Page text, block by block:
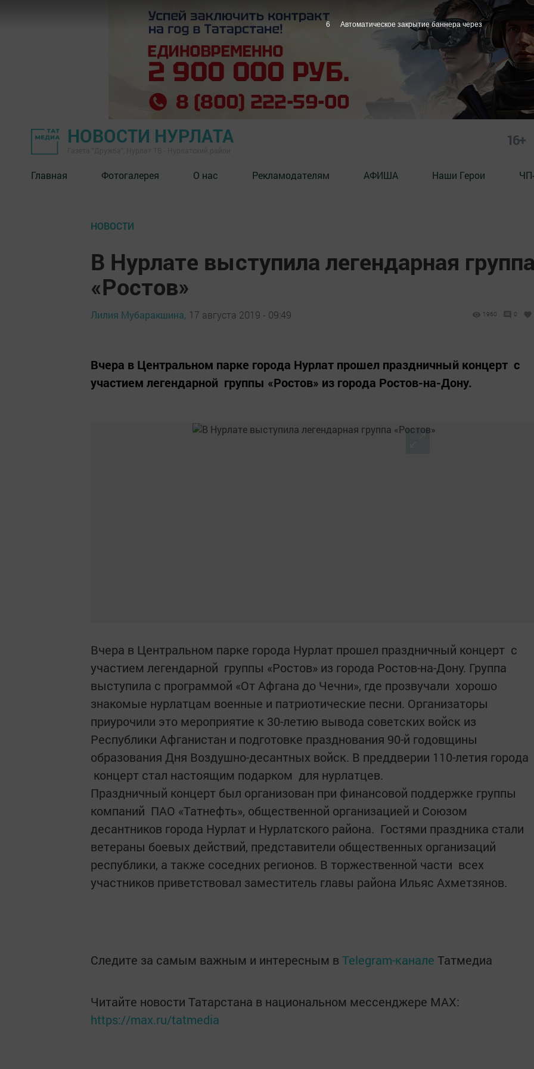
НОВОСТИ НУРЛАТА 16+
Главная Фотогалерея О нас Рекламодателям АФИША Наши Герои
НОВОСТИ
В Нурлате выступила легендарная
«Ростов»
Лилия Мубаракшина, 17 августа 2019 - 09:49 1960 0
Вчера в Центральном парке города Нурлат прошел праздничный концерт с
участием легендарной группы «Ростов» из города Ростов-на-Дону.
Вчера в Центральном парке города Нурлат прошел праздничный концерт с
участием легендарной группы «Ростов» из города Ростов-на-Дону. Группа
выступила с программой «От Афгана до Чечни», где прозвучали хорошо
знакомые нурлатцам военные и патриотические песни. Организаторы
приурочили это мероприятие к 30-летию вывода советских войск из
Республики Афганистан и подготовке празднования 90-й годовщины
образования Дня Воздушно-десантных войск. В преддверии 110-летия города
концерт стал настоящим подарком для нурлатцев.
Праздничный концерт был организован при финансовой поддержке группы
компаний ПАО «Татнефть», общественной организацией и Союзом
десантников города Нурлат и Нурлатского района. Гостями праздника стали
ветераны боевых действий, представители общественных организаций
республики, а также соседних регионов. В торжественной части всех
участников приветствовал заместитель главы района Ильяс Ахметзянов.
Следите за самым важным и интересным в Telegram-канале Татмедиа
Читайте новости Татарстана в национальном мессенджере MАХ:
https://max.ru/tatmedia
5 Автоматическое закрытие баннера через